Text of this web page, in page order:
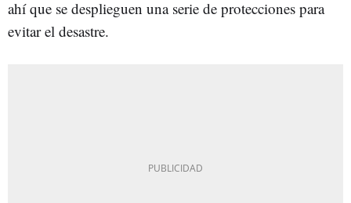
ahí que se desplieguen una serie de protecciones para
evitar el desastre.